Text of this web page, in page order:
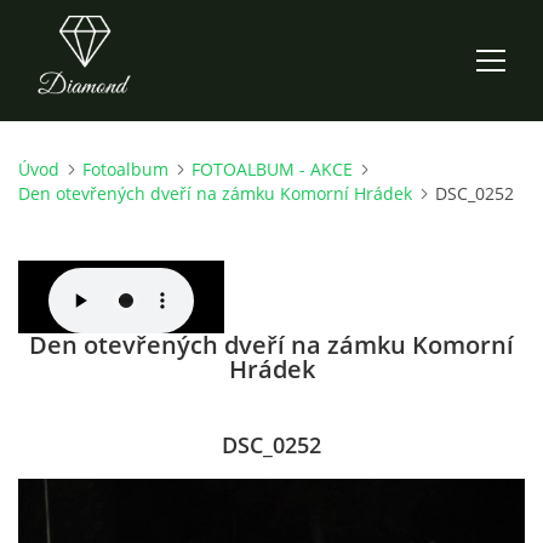
ÚVOD
O NÁS
Úvod Fotoalbum
FOTOALBUM - AKCE
Den otevřených dveří na zámku Komorní Hrádek
DSC_0252
Den otevřených dveří na zámku Komorní
Hrádek
DSC_0252